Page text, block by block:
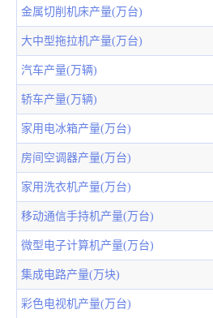
金属切削机床产量(万台)
大中型拖拉机产量(万台)
汽车产量(万辆)
轿车产量(万辆)
家用电冰箱产量(万台)
房间空调器产量(万台)
家用洗衣机产量(万台)
移动通信手持机产量(万台)
微型电子计算机产量(万台)
集成电路产量(万块)
彩色电视机产量(万台)